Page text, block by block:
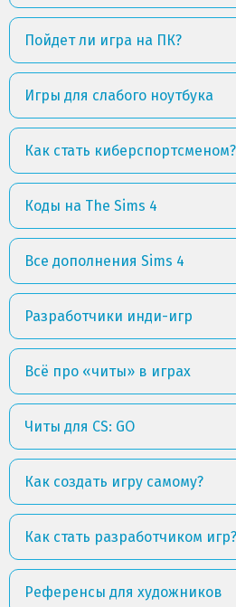
Пойдет ли игра на ПК?
Игры для слабого ноутбука
Как стать киберспортсменом?
Коды на The Sims 4
Все дополнения Sims 4
Разработчики инди-игр
Всё про «читы» в играх
Читы для CS: GO
Как создать игру самому?
Как стать разработчиком игр?
Референсы для художников